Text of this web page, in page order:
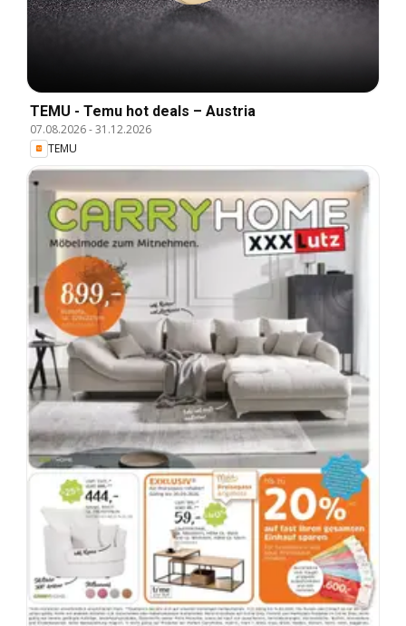
TEMU - Temu hot deals – Austria
07.08.2026-31.12.2026
TEMU